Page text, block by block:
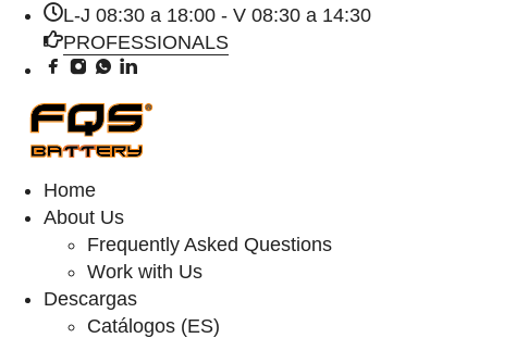
L-J 08:30 a 18:00 - V 08:30 a 14:30
PROFESSIONALS
Home
About Us
Frequently Asked Questions
Work with Us
Descargas
Catálogos (ES)